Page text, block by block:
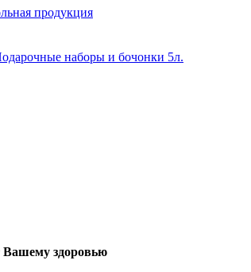
продукция
наборы и бочонки 5л.
Вашему здоровью